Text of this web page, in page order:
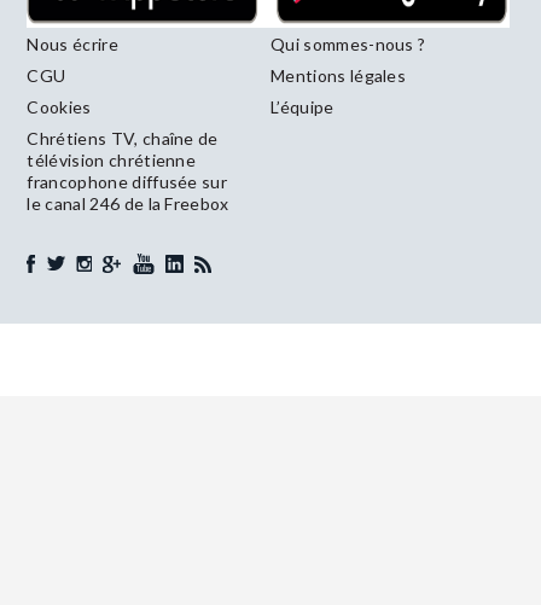
Nous écrire
Qui sommes-nous ?
CGU
Mentions légales
Cookies
L’équipe
Chrétiens TV, chaîne de
télévision chrétienne
francophone diffusée sur
le canal 246 de la Freebox